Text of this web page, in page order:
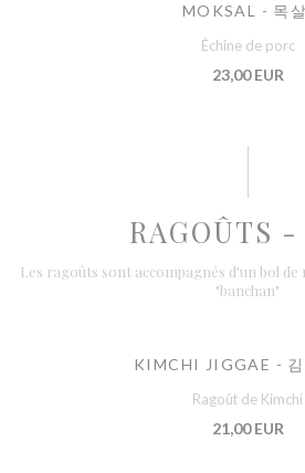
MOKSAL - 목살
Échine de porc
23,00 EUR
RAGOÛTS -
Les ragoûts sont accompagnés d'un bol
"banchan"
KIMCHI JIGGAE - 김
Ragoût de Kimchi
21,00 EUR